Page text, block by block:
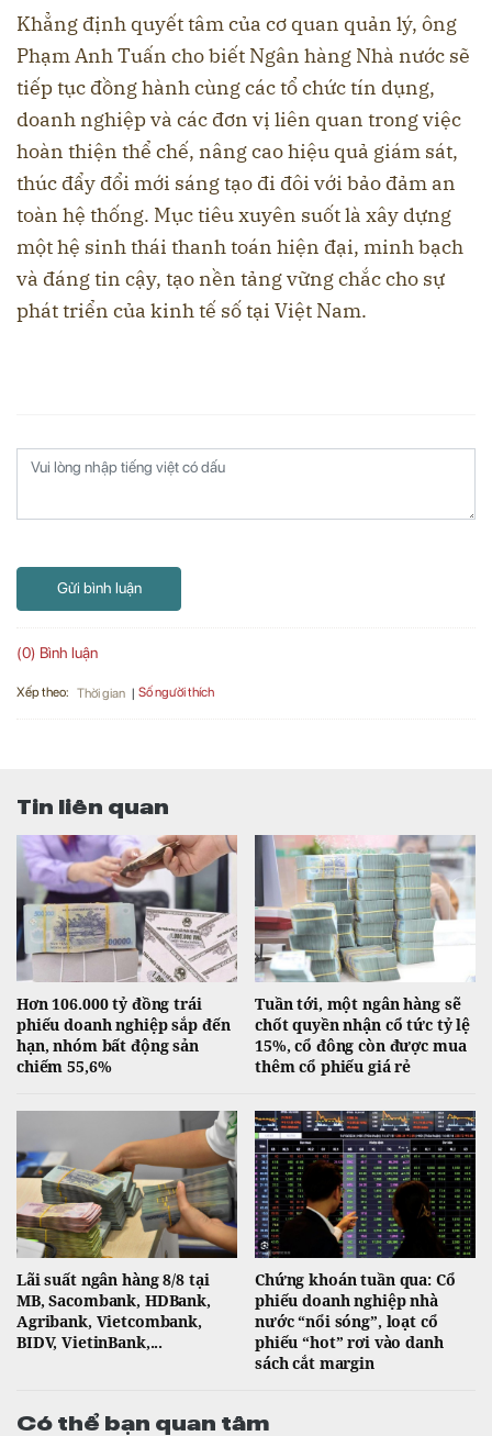
Khẳng định quyết tâm của cơ quan quản lý, ông
Phạm Anh Tuấn cho biết Ngân hàng Nhà nước sẽ
tiếp tục đồng hành cùng các tổ chức tín dụng,
doanh nghiệp và các đơn vị liên quan trong việc
hoàn thiện thể chế, nâng cao hiệu quả giám sát,
thúc đẩy đổi mới sáng tạo đi đôi với bảo đảm an
toàn hệ thống. Mục tiêu xuyên suốt là xây dựng
một hệ sinh thái thanh toán hiện đại, minh bạch
và đáng tin cậy, tạo nền tảng vững chắc cho sự
phát triển của kinh tế số tại Việt Nam.
Gửi bình luận
(0) Bình luận
Xếp theo: Thời gian Số người thích
Tin liên quan
Hơn 106.000 tỷ đồng trái
phiếu doanh nghiệp sắp đến
hạn, nhóm bất động sản
chiếm 55,6%
Tuần tới, một ngân hàng sẽ
chốt quyền nhận cổ tức tỷ lệ
15%, cổ đông còn được mua
thêm cổ phiếu giá rẻ
Lãi suất ngân hàng 8/8 tại
MB, Sacombank, HDBank,
Agribank, Vietcombank,
BIDV, VietinBank,...
Chứng khoán tuần qua: Cổ
phiếu doanh nghiệp nhà
nước “nổi sóng”, loạt cổ
phiếu “hot” rơi vào danh
sách cắt margin
Có thể bạn quan tâm